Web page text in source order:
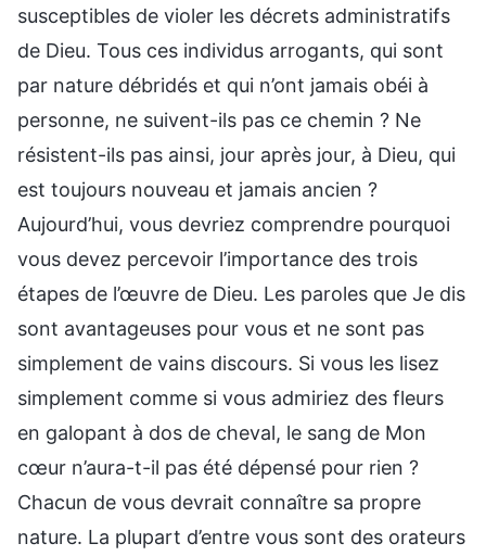
susceptibles de violer les décrets administratifs
de Dieu. Tous ces individus arrogants, qui sont
par nature débridés et qui n’ont jamais obéi à
personne, ne suivent-ils pas ce chemin ? Ne
résistent-ils pas ainsi, jour après jour, à Dieu, qui
est toujours nouveau et jamais ancien ?
Aujourd’hui, vous devriez comprendre pourquoi
vous devez percevoir l’importance des trois
étapes de l’œuvre de Dieu. Les paroles que Je dis
sont avantageuses pour vous et ne sont pas
simplement de vains discours. Si vous les lisez
simplement comme si vous admiriez des fleurs
en galopant à dos de cheval, le sang de Mon
cœur n’aura-t-il pas été dépensé pour rien ?
Chacun de vous devrait connaître sa propre
nature. La plupart d’entre vous sont des orateurs